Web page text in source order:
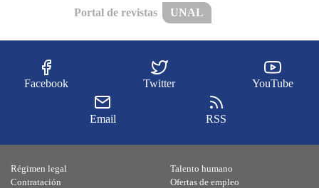
Portal de revistas UNAL
Facebook Twitter YouTube
Email RSS
Régimen legal
Contratación
Talento humano
Ofertas de empleo